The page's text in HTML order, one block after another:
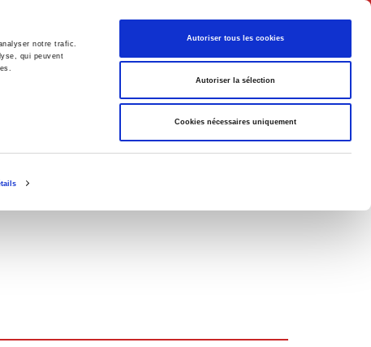
notre trafic.
qui peuvent
Autoriser tous les cookies
Autoriser la sélection
Cookies nécessaires uniquement
Français